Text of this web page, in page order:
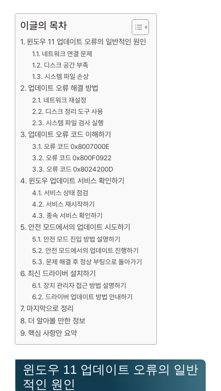
이글의 목차
윈도우 11 업데이트 오류의 일반적인 원인
네트워크 연결 문제
디스크 공간 부족
시스템 파일 손상
업데이트 오류 해결 방법
네트워크 재설정
디스크 정리 도구 사용
시스템 파일 검사 실행
업데이트 오류 코드 이해하기
오류 코드 0x8007000E
오류 코드 0x800F0922
오류 코드 0x8024200D
윈도우 업데이트 서비스 확인하기
서비스 상태 점검
서비스 재시작하기
종속 서비스 확인하기
안전 모드에서의 업데이트 시도하기
안전 모드 진입 방법 설명하기
안전 모드에서의 업데이트 진행하기
문제 해결 후 정상 부팅으로 돌아가기
최신 드라이버 설치하기
장치 관리자 접근 방법 설명하기
드라이버 업데이트 방법 안내하기
마지막으로 정리
더 알아볼 만한 정보
핵심 사항만 요약
윈도우 11 업데이트 오류의 일반
적인 원인